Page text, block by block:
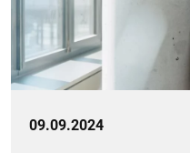
09.09.2024